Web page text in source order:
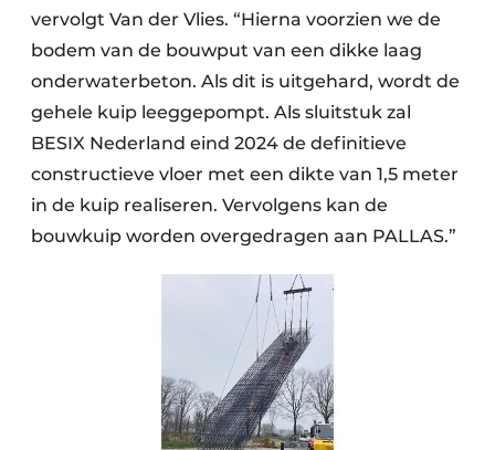
vervolgt Van der Vlies. “Hierna voorzien we de
bodem van de bouwput van een dikke laag
onderwaterbeton. Als dit is uitgehard, wordt de
gehele kuip leeggepompt. Als sluitstuk zal
BESIX Nederland eind 2024 de definitieve
constructieve vloer met een dikte van 1,5 meter
in de kuip realiseren. Vervolgens kan de
bouwkuip worden overgedragen aan PALLAS.”